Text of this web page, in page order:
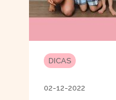
DICAS
02-12-2022